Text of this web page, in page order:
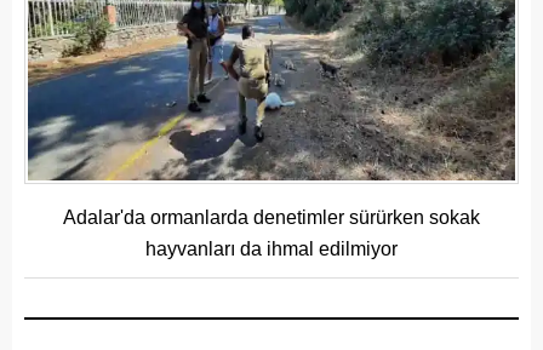
Adalar'da ormanlarda denetimler sürürken sokak
hayvanları da ihmal edilmiyor